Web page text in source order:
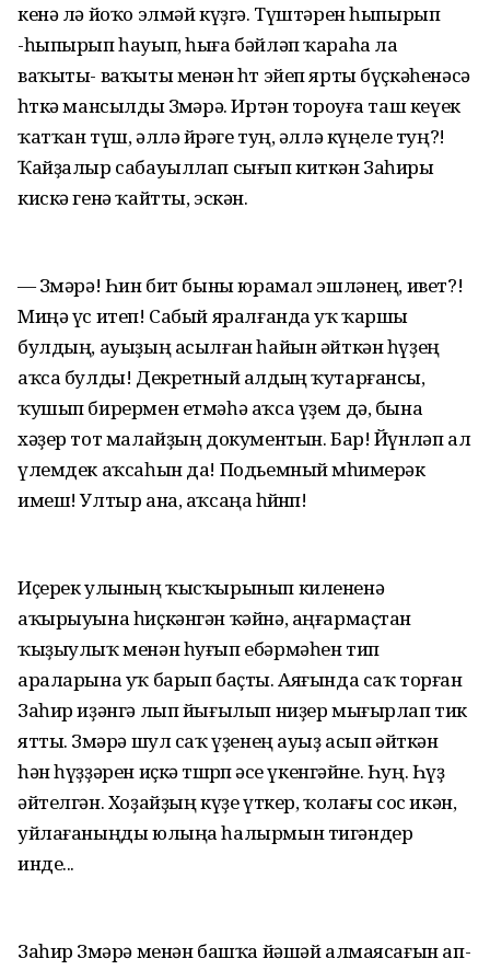
кенә лә йоҡо элмәй күҙгә. Түштәрен һыпырып
-һыпырып һауып, һыға бәйләп ҡараһа ла
ваҡыты- ваҡыты менән һөт эйеп ярты бүҫкәһенәсә
һөткә мансылды Зөмәрә. Иртән тороуға таш кеүек
ҡатҡан түш, әллә йөрәге туң, әллә күңеле туң?!
Ҡайҙалыр сабауыллап сығып киткән Заһиры
кискә генә ҡайтты, эскән.
— Зөмәрә! Һин бит быны юрамал эшләнең, ивет?!
Миңә үс итеп! Сабый яралғанда уҡ ҡаршы
булдың, ауыҙың асылған һайын әйткән һүҙең
аҡса булды! Декретный алдың ҡутарғансы,
ҡушып бирермен етмәһә аҡса үҙем дә, бына
хәҙер тот малайҙың документын. Бар! Йүнләп ал
үлемдек аҡсаһын да! Подьемный мөһимерәк
имеш! Ултыр ана, аҡсаңа һөйөнөп!
Иҫерек улының ҡысҡырынып килененә
аҡырыуына һиҫкәнгән ҡәйнә, аңғармаҫтан
ҡыҙыулыҡ менән һуғып ебәрмәһен тип
араларына уҡ барып баҫты. Аяғында саҡ торған
Заһир иҙәнгә лып йығылып ниҙер мығырлап тик
ятты. Зөмәрә шул саҡ үҙенең ауыҙ асып әйткән
һән һүҙҙәрен иҫкә төшөрөп әсе үкенгәйне. Һуң. Һүҙ
әйтелгән. Хоҙайҙың күҙе үткер, ҡолағы сос икән,
уйлағаныңды юлыңа һалырмын тигәндер
инде...
Заһир Зөмәрә менән башҡа йәшәй алмаясағын ап-